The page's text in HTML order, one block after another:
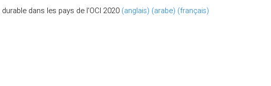
dans les pays de l'OCI 2020 (anglais) (arabe) (français)